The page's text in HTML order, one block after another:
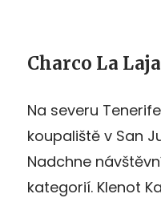
Charco La
Na severu
koupaliště v San
Nadchne
kategorií. Klenot